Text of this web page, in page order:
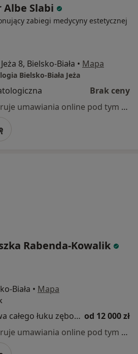
Slabi
zabiegi medycyny estetycznej
8, Bielsko-Biała • Mapa
Bielsko-Biała Jeża
Brak ceny
Specjalista nie oferuje umawiania online pod tym adresem.
Rabenda-Kowalik
Biała • Mapa
All on 4 - odbudowa całego łuku zębowego na 4 implantach od 12 000 zł
Specjalista nie oferuje umawiania online pod tym adresem.